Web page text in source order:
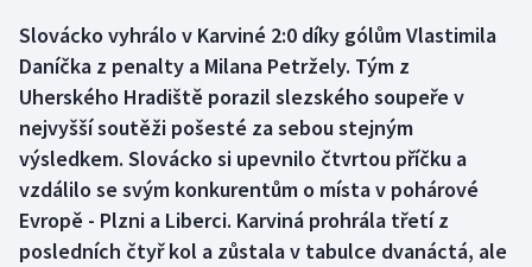
Box
Curling
Dostihy
Florbal
Slovácko vyhrálo v Karviné 2:0 díky gólům Vlastimila
Daníčka z penalty a Milana Petržely. Tým z
Uherského Hradiště porazil slezského soupeře v
nejvyšší soutěži pošesté za sebou stejným
výsledkem. Slovácko si upevnilo čtvrtou příčku a
vzdálilo se svým konkurentům o místa v pohárové
Evropě - Plzni a Liberci. Karviná prohrála třetí z
posledních čtyř kol a zůstala v tabulce dvanáctá, ale